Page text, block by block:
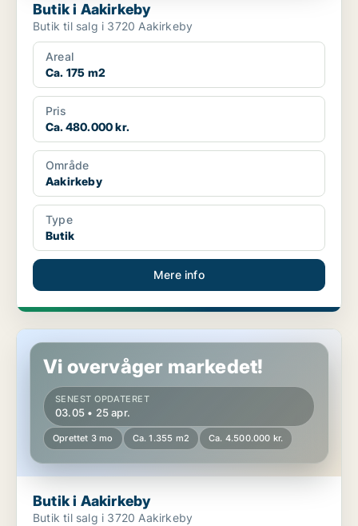
Butik i Aakirkeby
Butik til salg i 3720 Aakirkeby
Areal
Ca. 175 m2
Pris
Ca. 480.000 kr.
Område
Aakirkeby
Type
Butik
Mere info
Butik i Aakirkeby
Vi overvåger markedet!
SENEST OPDATERET
03.05 • 25 apr.
Oprettet 3 mo Ca. 1.355 m2 Ca. 4.500.000 kr.
Butik i Aakirkeby
Butik til salg i 3720 Aakirkeby